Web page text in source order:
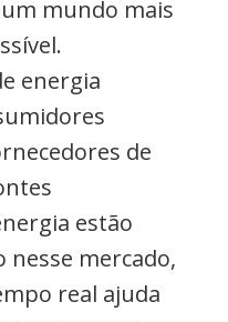
mundo mais
energia
de
estão
nesse mercado,
real ajuda